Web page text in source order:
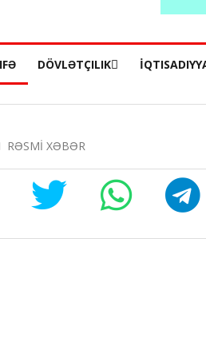
DÖVLƏTÇILIK
RƏSMİ XƏBƏR